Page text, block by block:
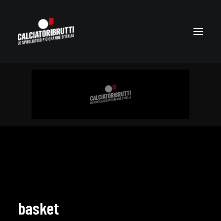
basket